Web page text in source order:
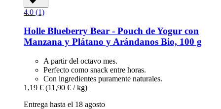
4.0 (1)
Holle Blueberry Bear -​ Pouch de Yogur con
Manzana y Plátano y Arándanos Bio, 100 g
A partir del octavo mes.
Perfecto como snack entre horas.
Con ingredientes puramente naturales.
1,19 € (11,90 € / kg)
Entrega hasta el 18 agosto